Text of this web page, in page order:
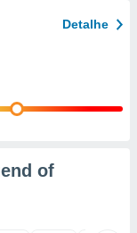
Detalhe
of